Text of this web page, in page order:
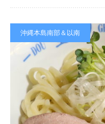
沖縄本島南部＆以南